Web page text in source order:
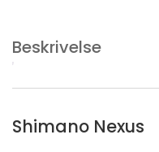
Beskrivelse
Shimano Nexus